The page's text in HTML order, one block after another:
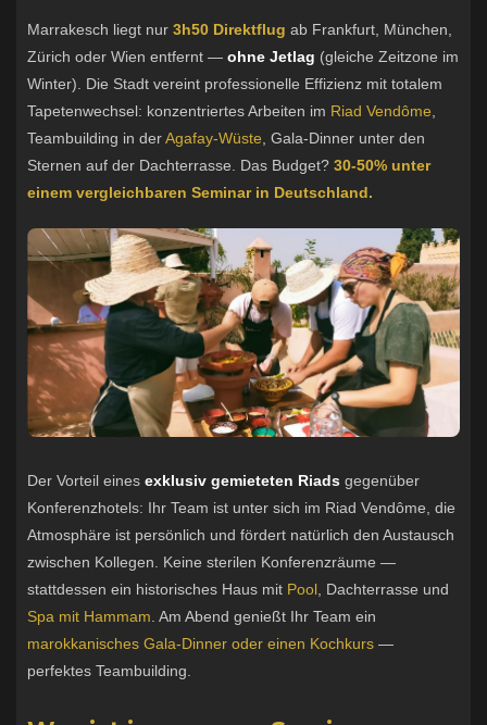
Marrakesch liegt nur 3h50 Direktflug ab Frankfurt, München,
Zürich oder Wien entfernt — ohne Jetlag (gleiche Zeitzone im
Winter). Die Stadt vereint professionelle Effizienz mit totalem
Tapetenwechsel: konzentriertes Arbeiten im Riad Vendôme,
Teambuilding in derAgafay-Wüste, Gala-Dinner unter den
Sternen auf der Dachterrasse. Das Budget? 30-50% unter
einem vergleichbaren Seminar in Deutschland.
Der Vorteil eines exklusiv gemieteten Riads gegenüber
Konferenzhotels: Ihr Team ist unter sich im Riad Vendôme, die
Atmosphäre ist persönlich und fördert natürlich den Austausch
zwischen Kollegen. Keine sterilen Konferenzräume —
stattdessen ein historisches Haus mit Pool , Dachterrasse und
Spa mit Hammam . Am Abend genießt Ihr Team ein
marokkanisches Gala-Dinner oder einen Kochkurs —
perfektes Teambuilding.